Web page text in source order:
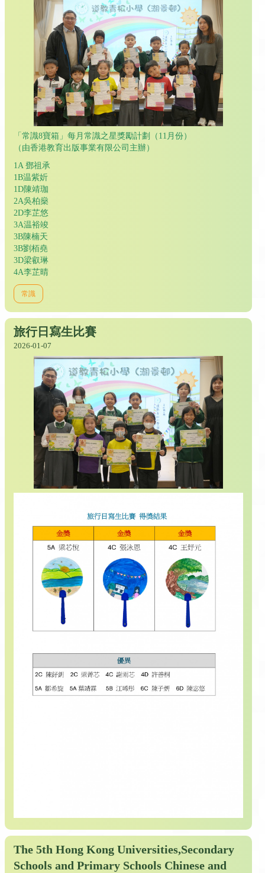
「常識8寶箱」每月常識之星獎勵計劃（11月份）
（由香港教育出版事業有限公司主辦）
1A 鄧祖承
1B温紫妡
1D陳靖珈
2A吳柏燊
2D李芷悠
3A温裕竣
3B陳楠天
3B劉栢堯
3D梁叡琳
4A李芷晴
常識
旅行日寫生比賽
2026-01-07
The 5th Hong Kong Universities,Secondary
Schools and Primary Schools Chinese and